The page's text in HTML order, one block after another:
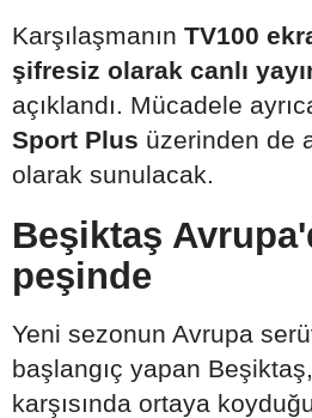
Karşılaşmanın TV100
şifresiz olarak canlı
açıklandı. Mücadele
Sport Plus üzerinden de
olarak sunulacak.
Beşiktaş
peşinde
Yeni sezonun Avrupa
başlangıç yapan
karşısında ortaya